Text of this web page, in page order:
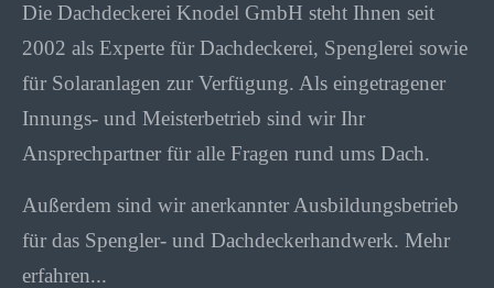
Die Dachdeckerei Knodel GmbH steht Ihnen seit
2002 als Experte für Dachdeckerei, Spenglerei sowie
für Solaranlagen zur Verfügung. Als eingetragener
Innungs- und Meisterbetrieb sind wir Ihr
Ansprechpartner für alle Fragen rund ums Dach.
Außerdem sind wir anerkannter Ausbildungsbetrieb
für das Spengler- und Dachdeckerhandwerk. Mehr
erfahren...